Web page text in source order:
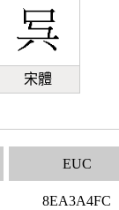
宋體
EUC
8EA3A4FC